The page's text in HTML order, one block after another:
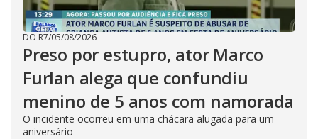
DO R7/05/08/2026
Preso por estupro, ator Marco
Furlan alega que confundiu
menino de 5 anos com namorada
O incidente ocorreu em uma chácara alugada para um
aniversário